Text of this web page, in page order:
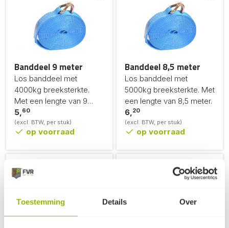
Toestemming Details Over
Banddeel 9 meter
Los banddeel met
4000kg breeksterkte.
Met een lengte van 9
meter.
5,60
(excl. BTW, per stuk)
op voorraad
Banddeel 8,5 meter
Los banddeel met
5000kg breeksterkte. Met
een lengte van 8,5 meter.
6,20
(excl. BTW, per stuk)
op voorraad